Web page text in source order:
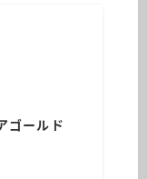
ゴールド